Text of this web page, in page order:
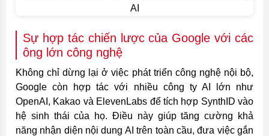
Sự hợp tác chiến lược của Google với các
ông lớn công nghệ
Không chỉ dừng lại ở việc phát triển công nghệ nội bộ,
Google còn hợp tác với nhiều công ty AI lớn như
OpenAI, Kakao và ElevenLabs để tích hợp SynthID vào
hệ sinh thái của họ. Điều này giúp tăng cường khả
năng nhận diện nội dung AI trên toàn cầu, đưa việc gắn